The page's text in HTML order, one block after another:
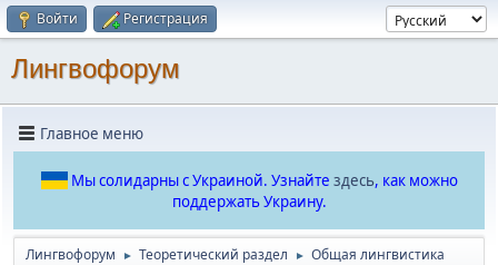
Войти Регистрация
Лингвофорум
Главное меню
Мы солидарны с Украиной. Узнайте здесь, как можно
поддержать Украину.
Лингвофорум ► Теоретический раздел ► Общая лингвистика